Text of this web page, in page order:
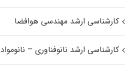
کارشناسی ارشد مهندسی هوافضا
کارشناسی ارشد نانوفناوری – نانومواد